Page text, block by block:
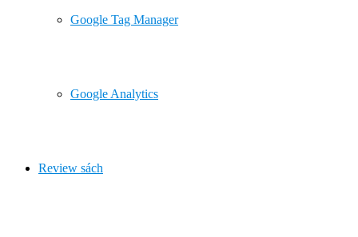
Google Tag Manager
Google Analytics
Review sách